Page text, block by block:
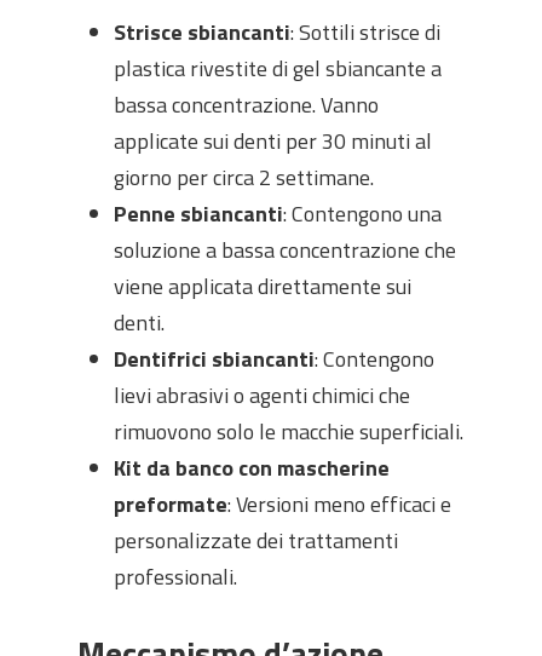
Strisce sbiancanti: Sottili strisce di
plastica rivestite di gel sbiancante a
bassa concentrazione. Vanno
applicate sui denti per 30 minuti al
giorno per circa 2 settimane.
Penne sbiancanti: Contengono una
soluzione a bassa concentrazione che
viene applicata direttamente sui
denti.
Dentifrici sbiancanti: Contengono
lievi abrasivi o agenti chimici che
rimuovono solo le macchie superficiali.
Kit da banco con mascherine
preformate: Versioni meno efficaci e
personalizzate dei trattamenti
professionali.